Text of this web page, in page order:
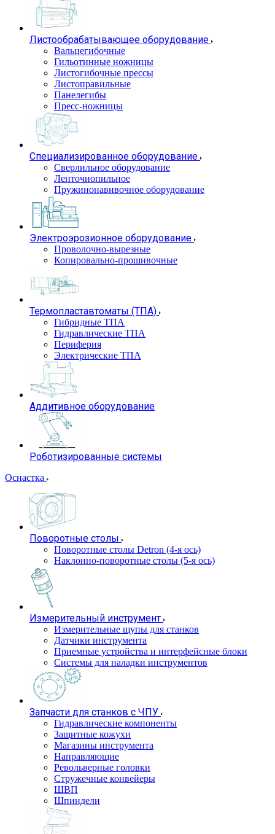
Листообрабатывающее оборудование
Вальцегибочные
Гильотинные ножницы
Листогибочные прессы
Листоправильные
Панелегибы
Пресс-ножницы
Специализированное оборудование
Сверлильное оборудование
Ленточнопильное
Пружинонавивочное оборудование
Электроэрозионное оборудование
Проволочно-вырезные
Копировально-прошивочные
Термопластавтоматы (ТПА)
Гибридные ТПА
Гидравлические ТПА
Периферия
Электрические ТПА
Аддитивное оборудование
Роботизированные системы
Оснастка
Поворотные столы
Поворотные столы Detron (4-я ось)
Наклонно-поворотные столы (5-я ось)
Измерительный инструмент
Измерительные щупы для станков
Датчики инструмента
Приемные устройства и интерфейсные блоки
Системы для наладки инструментов
Запчасти для станков с ЧПУ
Гидравлические компоненты
Защитные кожухи
Магазины инструмента
Направляющие
Револьверные головки
Стружечные конвейеры
ШВП
Шпиндели